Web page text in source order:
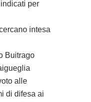
per
intesa
Buitrago
alle
di difesa ai